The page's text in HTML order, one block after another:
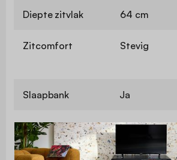
Diepte zitvlak 64 cm
Zitcomfort Stevig
Slaapbank Ja
Type
slaapgelegenheid
Incidenteel